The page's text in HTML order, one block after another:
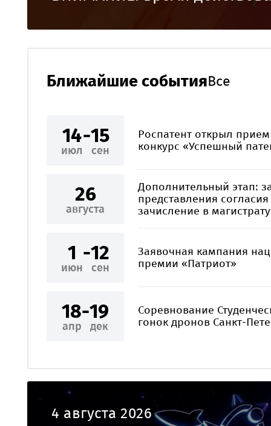
Ближайшие событияВсе
14
июл
-15
сен
Роспатент открыл
конкурс «Успешный
26
августа
Дополнительный этап:
представления
зачисление в
1
июн
-12
сен
Заявочная кампания
премии «Патриот»
18
апр
-19
дек
Соревнование
гонок дронов Санкт-
4 августа 2026